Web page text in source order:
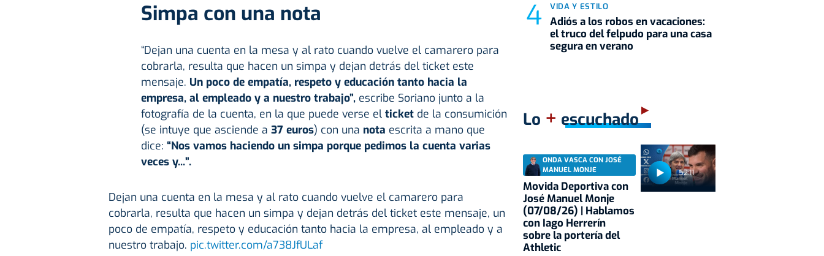
Simpa con una nota
“Dejan una cuenta en la mesa y al rato cuando vuelve el camarero para
cobrarla, resulta que hacen un simpa y dejan detrás del ticket este
mensaje. Un poco de empatía, respeto y educación tanto hacia la
empresa, al empleado y a nuestro trabajo”, escribe Soriano junto a la
fotografía de la cuenta, en la que puede verse el ticket de la consumición
(se intuye que asciende a 37 euros) con una nota escrita a mano que
dice: “Nos vamos haciendo un simpa porque pedimos la cuenta varias
veces y...”.
Dejan una cuenta en la mesa y al rato cuando vuelve el camarero para
cobrarla, resulta que hacen un simpa y dejan detrás del ticket este mensaje, un
poco de empatía, respeto y educación tanto hacia la empresa, al empleado y a
nuestro trabajo. pic.twitter.com/a738JfULaf
VIDA Y ESTILO
Adiós a los robos en vacaciones:
el truco del felpudo para una casa
segura en verano
Lo + escuchado
52:11
ONDA VASCA CON JOSÉ
MANUEL MONJE
Movida Deportiva con
José Manuel Monje
(07/08/26) | Hablamos
con Iago Herrerín
sobre la portería del
Athletic